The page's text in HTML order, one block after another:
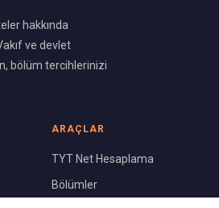
hakkında
ve devlet
bölüm tercihlerinizi
ARAÇLAR
TYT Net Hesaplama
Bölümler